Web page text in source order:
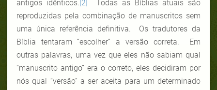
antigos idênticos. [2]
Todas as Bíblias atuais são
reproduzidas pela combinação de manuscritos sem
uma única referência definitiva. Os tradutores da
Bíblia tentaram “escolher” a versão correta. Em
outras palavras, uma vez que eles não sabiam qual
“manuscrito antigo” era o correto, eles decidiram por
nós qual “versão” a ser aceita para um determinado